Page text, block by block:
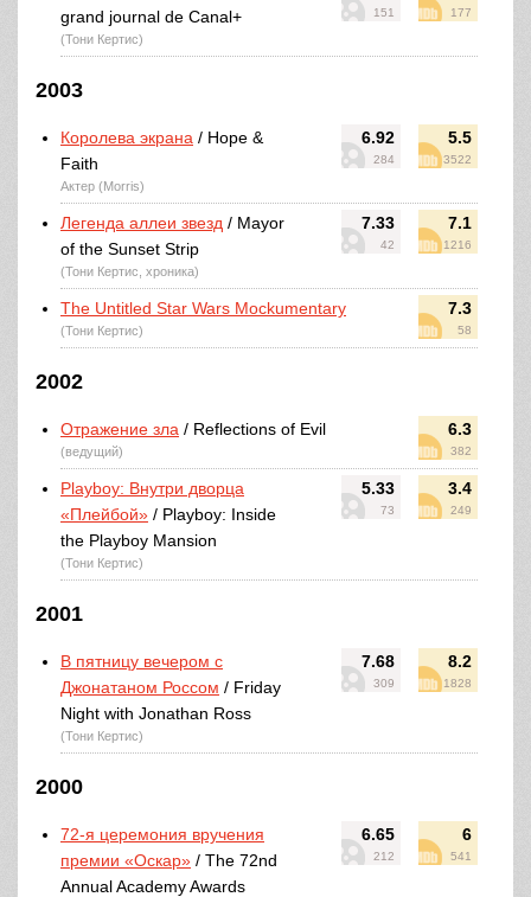
151 177
grand journal de Canal+
(Тони Кертис)
2003
6.92
284
5.5
3522
Королева экрана / Hope &
Faith
Актер (Morris)
7.33
42
7.1
1216
Легенда аллеи звезд / Mayor
of the Sunset Strip
(Тони Кертис, хроника)
7.3
58
The Untitled Star Wars Mockumentary
(Тони Кертис)
2002
6.3
382
Отражение зла / Reflections of Evil
(ведущий)
5.33
73
3.4
249
Playboy: Внутри дворца
«Плейбой» / Playboy: Inside
the Playboy Mansion
(Тони Кертис)
2001
7.68
309
8.2
1828
В пятницу вечером с
Джонатаном Россом / Friday
Night with Jonathan Ross
(Тони Кертис)
2000
6.65
212
6
541
72-я церемония вручения
премии «Оскар» / The 72nd
Annual Academy Awards